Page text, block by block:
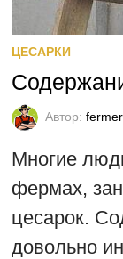
ЦЕСАРКИ
Автор: fermer
Многие
фермах,
цесарок.
довольно